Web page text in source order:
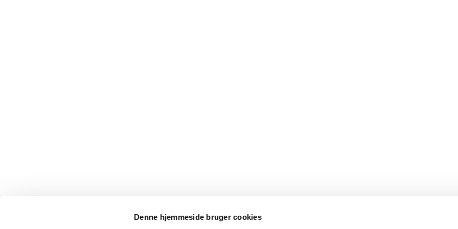
Denne hjemmeside bruger cookies